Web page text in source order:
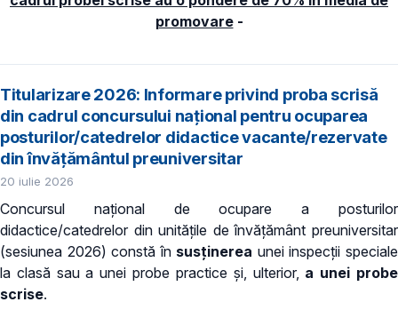
promovare-
Titularizare 2026: Informare privind proba scrisă
din cadrul concursului național pentru ocuparea
posturilor/catedrelor didactice vacante/rezervate
din învățământul preuniversitar
20 iulie 2026
Concursul naţional de ocupare a posturilor
didactice/catedrelor din unitățile de învăţământ preuniversitar
(sesiunea 2026) constă în susținerea unei inspecții speciale
la clasă sau a unei probe practice și, ulterior, a unei probe
scrise.